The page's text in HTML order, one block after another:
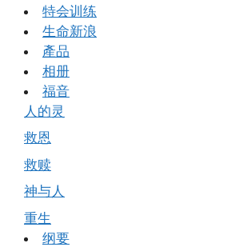
特会训练
生命新浪
產品
相册
福音
人的灵
救恩
救赎
神与人
重生
纲要